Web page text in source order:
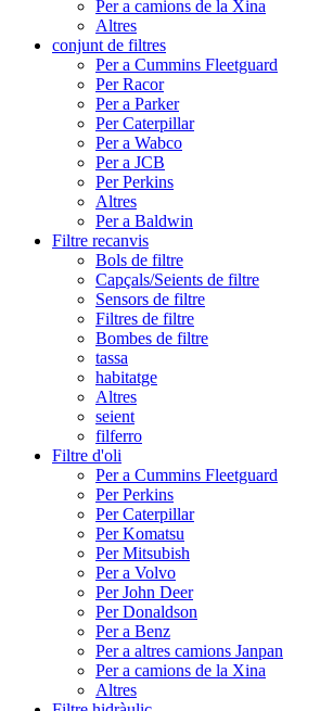
Per a camions de la Xina
Altres
conjunt de filtres
Per a Cummins Fleetguard
Per Racor
Per a Parker
Per Caterpillar
Per a Wabco
Per a JCB
Per Perkins
Altres
Per a Baldwin
Filtre recanvis
Bols de filtre
Capçals/Seients de filtre
Sensors de filtre
Filtres de filtre
Bombes de filtre
tassa
habitatge
Altres
seient
filferro
Filtre d'oli
Per a Cummins Fleetguard
Per Perkins
Per Caterpillar
Per Komatsu
Per Mitsubish
Per a Volvo
Per John Deer
Per Donaldson
Per a Benz
Per a altres camions Janpan
Per a camions de la Xina
Altres